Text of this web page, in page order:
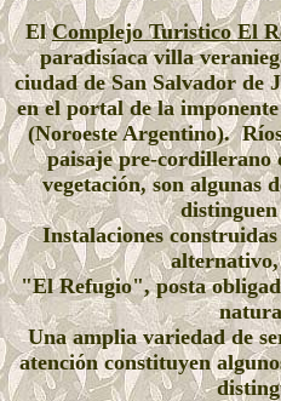
ElComplejo Turistico El
paradisíaca villa
ciudad de San Salvador de
en el portal de la
(Noroeste Argentino).
paisaje pre-cordillerano
vegetación, son algunas
Instalaciones
"El Refugio", posta
Una amplia variedad de
atención constituyen